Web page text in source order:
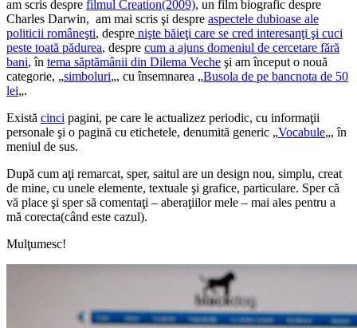
am scris despre filmul Creation(2009), un film biografic despre
Charles Darwin, am mai scris şi despre aspectele dubioase ale
politicii româneşti, despre nişte băieţi care se cred interesanţi şi cuci
peste toată pădurea, despre cum a ajuns domeniul de cercetare fără
bani, în tema săptămânii din Dilema Veche şi am început o nouă
categorie, „simboluri„, cu însemnarea „Busola de pe bancnota de 50
lei„.
Există cinci pagini, pe care le actualizez periodic, cu informaţii
personale şi o pagină cu etichetele, denumită generic „Vocabule„, în
meniul de sus.
După cum aţi remarcat, sper, saitul are un design nou, simplu, creat
de mine, cu unele elemente, textuale şi grafice, particulare. Sper că
vă place şi sper să comentaţi – aberaţiilor mele – mai ales pentru a
mă corecta(când este cazul).
Mulţumesc!